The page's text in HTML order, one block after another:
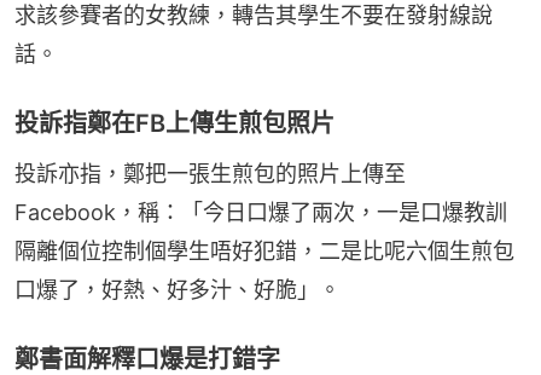
求該參賽者的女教練，轉告其學生不要在發射線說
話。
投訴指鄭在FB上傳生煎包照片
投訴亦指，鄭把一張生煎包的照片上傳至
Facebook，稱：「今日口爆了兩次，一是口爆教訓
隔離個位控制個學生唔好犯錯，二是比呢六個生煎包
口爆了，好熱、好多汁、好脆」。
鄭書面解釋口爆是打錯字